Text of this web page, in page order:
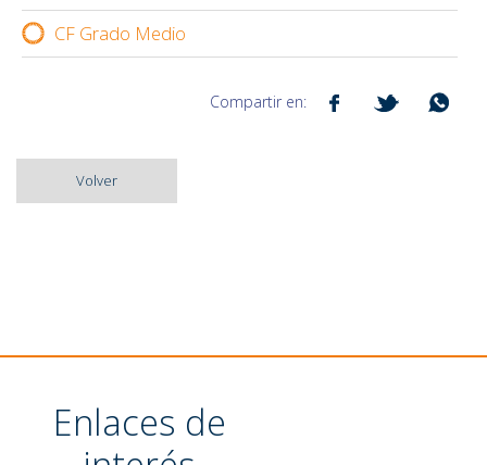
CF Grado Medio
Compartir en:
Volver
Enlaces de